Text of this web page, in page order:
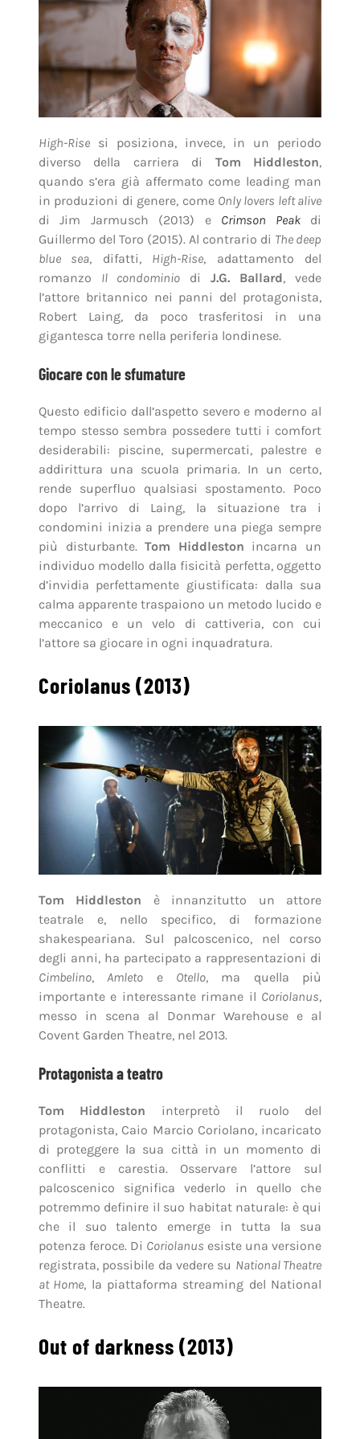
High-Risesi posiziona, invece, in un periodo
diverso della carriera di Tom Hiddleston,
quando s’era già affermato come leading man
in produzioni di genere, come Only lovers left alive
di Jim Jarmusch (2013) e Crimson Peakdi
Guillermo del Toro (2015). Al contrario di The deep
blue sea, difatti, High-Rise, adattamento del
romanzo Il condominio diJ.G. Ballard, vede
l’attore britannico nei panni del protagonista,
Robert Laing, da poco trasferitosi in una
gigantesca torre nella periferia londinese.
Giocare con le sfumature
Questo edificio dall’aspetto severo e moderno al
tempo stesso sembra possedere tutti i comfort
desiderabili: piscine, supermercati, palestre e
addirittura una scuola primaria. In un certo,
rende superfluo qualsiasi spostamento. Poco
dopo l’arrivo di Laing, la situazione tra i
condomini inizia a prendere una piega sempre
più disturbante.Tom Hiddleston incarna un
individuo modello dalla fisicità perfetta, oggetto
d’invidia perfettamente giustificata: dalla sua
calma apparente traspaiono un metodo lucido e
meccanico e un velo di cattiveria, con cui
l’attore sa giocare in ogni inquadratura.
Coriolanus (2013)
Tom Hiddleston è innanzitutto un attore
teatrale e, nello specifico, di formazione
shakespeariana. Sul palcoscenico, nel corso
degli anni, ha partecipato a rappresentazioni di
Cimbelino,Amleto e Otello, ma quella più
importante e interessante rimane il Coriolanus,
messo in scena al Donmar Warehouse e al
Covent Garden Theatre, nel 2013.
Protagonista a teatro
Tom Hiddleston interpretò il ruolo del
protagonista, Caio Marcio Coriolano, incaricato
di proteggere la sua città in un momento di
conflitti e carestia. Osservare l’attore sul
palcoscenico significa vederlo in quello che
potremmo definire il suo habitat naturale: è qui
che il suo talento emerge in tutta la sua
potenza feroce. Di Coriolanus esiste una versione
registrata, possibile da vedere su National Theatre
at Home, la piattaforma streaming del National
Theatre.
Out of darkness (2013)